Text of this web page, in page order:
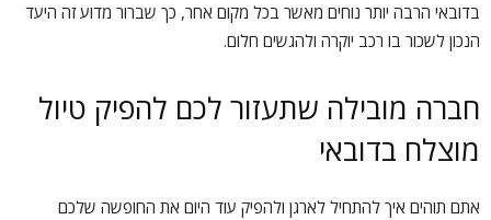
בדובאי הרבה יותר נוחים מאשר בכל מקום אחר, כך שברור מדוע זה היעד
הנכון לשכור בו רכב יוקרה ולהגשים חלום.
חברה מובילה שתעזור לכם להפיק טיול
מוצלח בדובאי
אתם תוהים איך להתחיל לארגן ולהפיק עוד היום את החופשה שלכם